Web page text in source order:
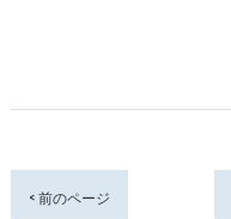
< 前のページ